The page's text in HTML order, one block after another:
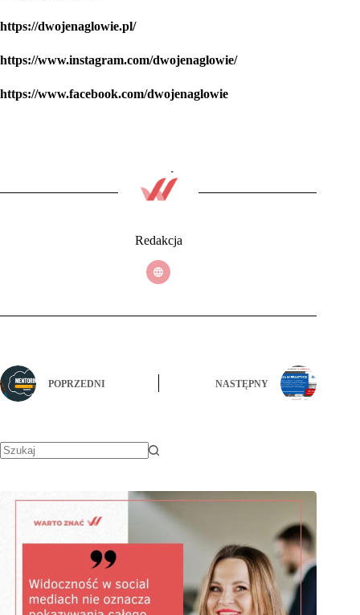
https://dwojenaglowie.pl/
https://www.instagram.com/dwojenaglowie/
https://www.facebook.com/dwojenaglowie
Redakcja
POPRZEDNI NASTĘPNY